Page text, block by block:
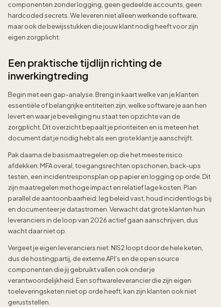
componenten zonder logging, geen gedeelde accounts, geen
hardcoded secrets. We leveren niet alleen werkende software,
maar ook de bewijsstukken die jouw klant nodig heeft voor zijn
eigen zorgplicht.
Een praktische tijdlijn richting de
inwerkingtreding
Begin met een gap-analyse. Breng in kaart welke van je klanten
essentiële of belangrijke entiteiten zijn, welke software je aan hen
levert en waar je beveiliging nu staat ten opzichte van de
zorgplicht. Dit overzicht bepaalt je prioriteiten en is meteen het
document dat je nodig hebt als een grote klant je aanschrijft.
Pak daarna de basismaatregelen op die het meeste risico
afdekken: MFA overal, toegangsrechten opschonen, back-ups
testen, een incidentresponsplan op papier en logging op orde. Dit
zijn maatregelen met hoge impact en relatief lage kosten. Plan
parallel de aantoonbaarheid: leg beleid vast, houd incidentlogs bij
en documenteer je datastromen. Verwacht dat grote klanten hun
leveranciers in de loop van 2026 actief gaan aanschrijven, dus
wacht daar niet op.
Vergeet je eigen leveranciers niet. NIS2 loopt door de hele keten,
dus de hostingpartij, de externe API's en de open source
componenten die jij gebruikt vallen ook onder je
verantwoordelijkheid. Een softwareleverancier die zijn eigen
toeleveringsketen niet op orde heeft, kan zijn klanten ook niet
geruststellen.